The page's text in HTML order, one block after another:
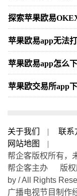
探索苹果欧易
苹果欧易app无法
苹果欧易app怎么
苹果欧交易所app
关于我们 | 联系
网站地图
|
帮企客版权所有，
帮企客主办 版权
by / All Rights
广播电视节目制